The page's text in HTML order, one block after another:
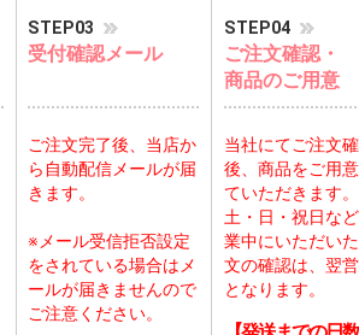
STEP03
受付確認メール
ご注文完了後、当店か
ら自動配信メールが届
きます。
※メール受信拒否設定
をされている場合はメ
ールが届きませんので
ご注意ください。
STEP04
ご注文確認・
商品のご用意
当社にてご注文
後、商品をご用
ていただきます。
土・日・祝日な
業中にいただい
文の確認は、翌
となります。